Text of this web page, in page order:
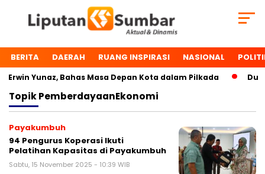
BERITA DAERAH RUANG INSPIRASI NASIONAL
Yunaz, Bahas Masa Depan Kota dalam Pilkada Dua
TopikPemberdayaanEkonomi
Payakumbuh
94 Pengurus Koperasi Ikuti
Pelatihan Kapasitas di Payakumbuh
Sabtu, 15 November 2025 - 10:39 WIB